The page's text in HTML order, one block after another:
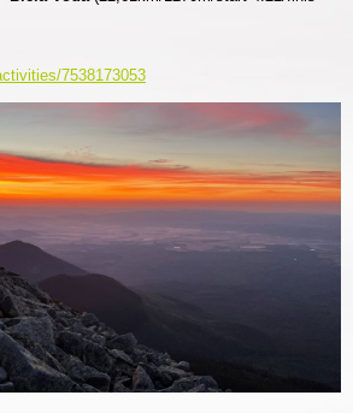
7538173053